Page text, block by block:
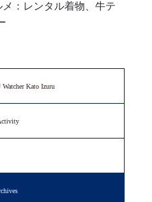
メ：レンタル着物、牛テ
Watcher Kato Izuru